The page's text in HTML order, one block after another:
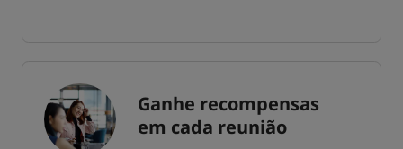
Ganhe recompensas
em cada reunião